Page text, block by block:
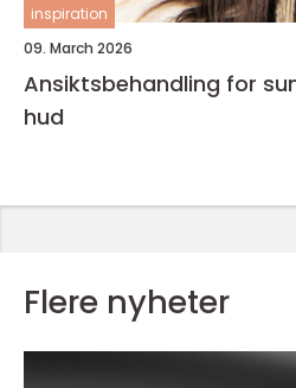
inspiration
09. March 2026
Ansiktsbehandling for
hud
Flere nyheter